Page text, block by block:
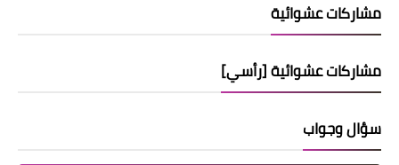
مشاركات عشوائية
مشاركات عشوائية [رأسي]
سؤال وجواب